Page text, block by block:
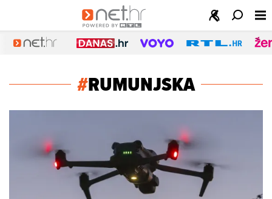
#RUMUNJSKA